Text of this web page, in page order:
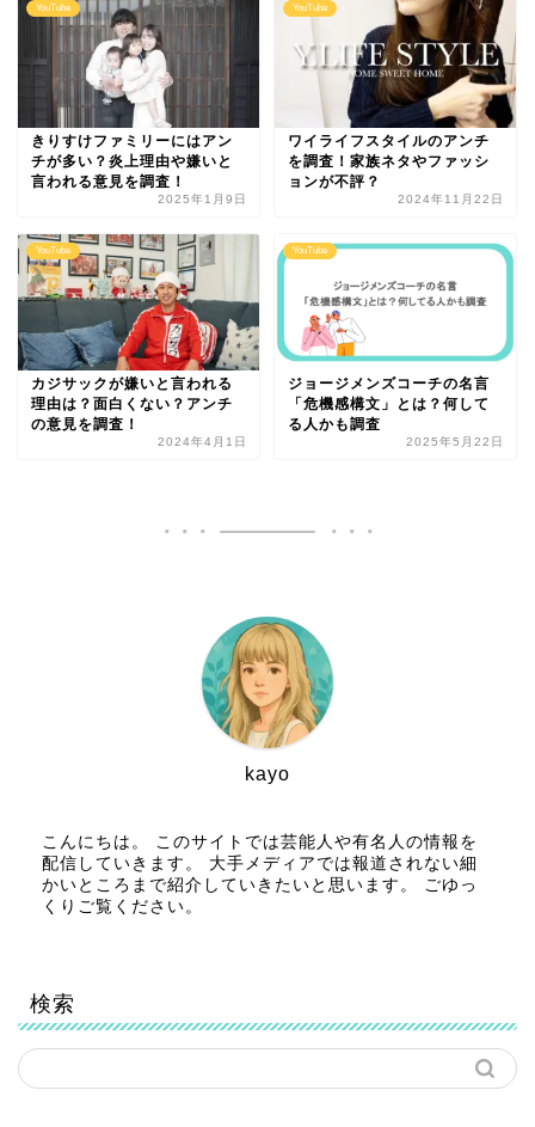
YouTube
きりすけファミリーにはアン
チが多い？炎上理由や嫌いと
言われる意見を調査！
2025年1月9日
YouTube
ワイライフスタイルのアンチ
を調査！家族ネタやファッシ
ョンが不評？
2024年11月22日
YouTube
カジサックが嫌いと言われる
理由は？面白くない？アンチ
の意見を調査！
2024年4月1日
YouTube
ジョージメンズコーチの名言
「危機感構文」とは？何して
る人かも調査
2025年5月22日
kayo
こんにちは。 このサイトでは芸能人や有名人の情報を
配信していきます。 大手メディアでは報道されない細
かいところまで紹介していきたいと思います。 ごゆっ
くりご覧ください。
検索